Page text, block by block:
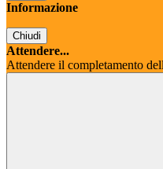
Informazione
Chiudi
Attendere...
Attendere il completamento